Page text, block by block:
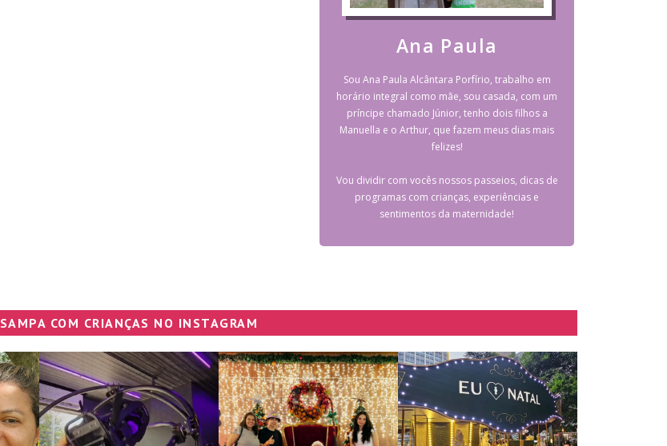
Ana Paula
Sou Ana Paula Alcântara Porfírio, trabalho em
horário integral como mãe, sou casada, com um
príncipe chamado Júnior, tenho dois filhos a
Manuella e o Arthur, que fazem meus dias mais
felizes!
Vou dividir com vocês nossos passeios, dicas de
programas com crianças, experiências e
sentimentos da maternidade!
SAMPA COM CRIANÇAS NO INSTAGRAM